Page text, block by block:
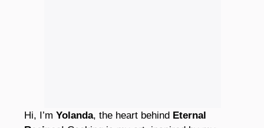
Hi, I’m Yolanda, the heart behind Eternal